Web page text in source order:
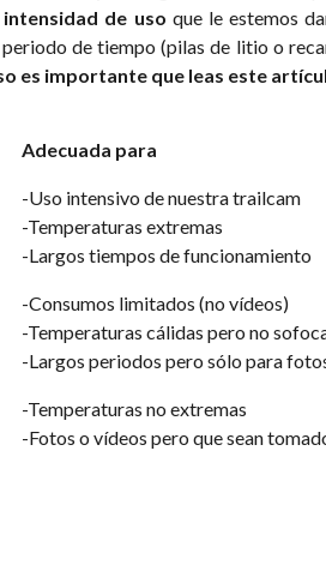
de uso que le estemos
de tiempo (pilas de litio o
es importante que leas este
Adecuada para
-Uso intensivo de nuestra trailcam
-Temperaturas extremas
-Largos tiempos de funcionamiento
-Consumos limitados (no vídeos)
-Temperaturas cálidas pero no
-Largos periodos pero sólo para
-Temperaturas no extremas
-Fotos o vídeos pero que sean